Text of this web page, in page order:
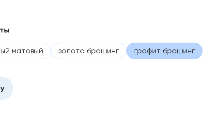
матовый золото брашинг графит брашинг